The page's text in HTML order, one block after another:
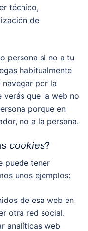
técnico,
de
persona si no a tu
habitualmente
por la
verás que la web no
porque en
no a la persona.
cookies?
puede tener
unos ejemplos:
de esa web en
otra red social.
analíticas web